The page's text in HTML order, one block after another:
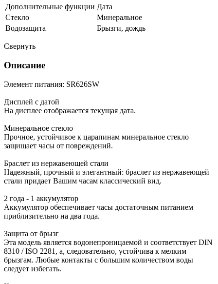
Дополнительные функции Дата
Стекло
Минеральное
Водозащита
Брызги, дождь
Свернуть
Описание
Элемент питания: SR626SW
Дисплей с датой
На дисплее отображается текущая дата.
Минеральное стекло
Прочное, устойчивое к царапинам минеральное стекло
защищает часы от повреждений.
Браслет из нержавеющей стали
Надежный, прочный и элегантный: браслет из нержавеющей
стали придает Вашим часам классический вид.
2 года - 1 аккумулятор
Аккумулятор обеспечивает часы достаточным питанием
приблизительно на два года.
Защита от брызг
Эта модель является водонепроницаемой и соответствует DIN
8310 / ISO 2281, а, следовательно, устойчива к мелким
брызгам. Любые контакты с большим количеством воды
следует избегать.